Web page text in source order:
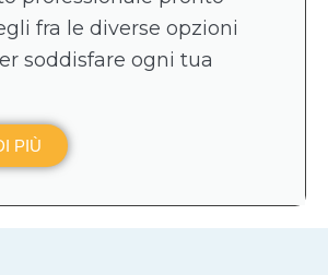
fra le diverse opzioni
soddisfare ogni tua
PIÙ